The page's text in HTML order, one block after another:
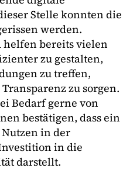
Stelle konnten die
werden.
helfen bereits vielen
zu gestalten,
zu treffen,
zu sorgen.
Bedarf gerne von
bestätigen, dass ein
in der
in die
darstellt.